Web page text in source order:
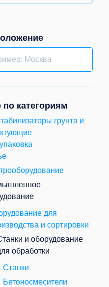
категориям
грунта и
для
и сортировки
и оборудование
обработки
Станки
Бетоносмесители